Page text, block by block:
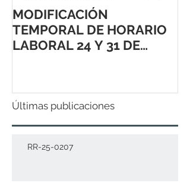
MODIFICACIÓN
TEMPORAL DE HORARIO
LABORAL 24 Y 31 DE
Últimas publicaciones
RR-25-0207